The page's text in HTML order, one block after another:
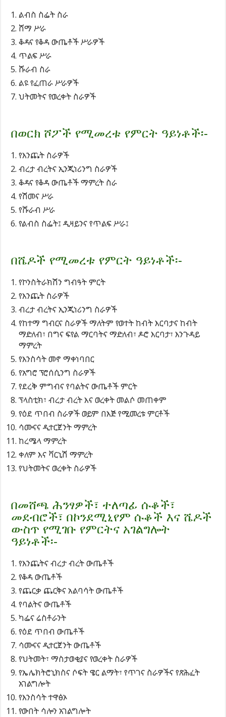
ልብስ ስፌት ስራ
ሸማ ሥራ
ቆዳና የቆዳ ውጤቶች ሥራዎች
ጥልፍ ሥራ
ሹራብ ስራ
ልዩ የፈጠራ ሥራዎች
ህትመትና የወረቀት ስራዎች
በወርክ ሾፖች የሚመረቱ የምርት ዓይነቶች፡-
የእንጨት ስራዎች
ብረታ ብረትና ኢንጂነሪንግ ስራዎች
ቆዳና የቆዳ ውጤቶች ማምረት ስራ
የሽመና ሥራ
የሹራብ ሥራ
የልብስ ስፌት፤ ዲዛይንና የጥልፍ ሥራ፤
በሼዶች የሚመረቱ የምርት ዓይነቶች፡-
የኮንስትራክሽን ግብዓት ምርት
የእንጨት ስራዎች
ብረታ ብረትና ኢንጂነሪንግ ስራዎች
የከተማ ግብርና ስራዎች ማለትም የወተት ከብት እርባታና ከብት
ማድለብ፣ በግና ፍየል ማርባትና ማድለብ፣ ዶሮ እርባታ፣ እንጉዳይ
ማምረት
የእንስሳት መኖ ማቀነባበር
የአግሮ ፕሮሰሲንግ ስራዎች
የደረቅ ምግብና የባልትና ውጤቶች ምርት
ፕላስቲክ፣ ብረታ ብረት እና ወረቀት መልሶ መጠቀም
የዕደ ጥበብ ስራዎች ወይም በእጅ የሚመረቱ ምርቶች
ሳሙናና ዲተርጀንት ማምረት
ከረሜላ ማምረት
ቀለም እና ቫርኒሽ ማምረት
የህትመትና ወረቀት ስራዎች
በመሸጫ ሕንፃዎች፣ ተለጣፊ ሱቆች፣
መደብሮች፣ በኮንደሚኒየም ሱቆች እና ሼዶች
ውስጥ የሚገቡ የምርትና አገልግሎት
ዓይነቶች፡-
የእንጨትና ብረታ ብረት ውጤቶች
የቆዳ ውጤቶች
የጨርቃ ጨርቅና አልባሳት ውጤቶች
የባልትና ውጤቶች
ካፌና ሬስቶራንት
የዕደ ጥበብ ውጤቶች
ሳሙናና ዲተርጀንት ውጤቶች
የህትመት፣ ማስታወቂያና የወረቀት ስራዎች
የኤሌክትሮኒክስና ሶፍት ዌር ልማት፣ የጥገና ስራዎችና የጽሕፈት
አገልግሎት
የእንስሳት ተዋፅኦ
የውበት ሳሎን አገልግሎት